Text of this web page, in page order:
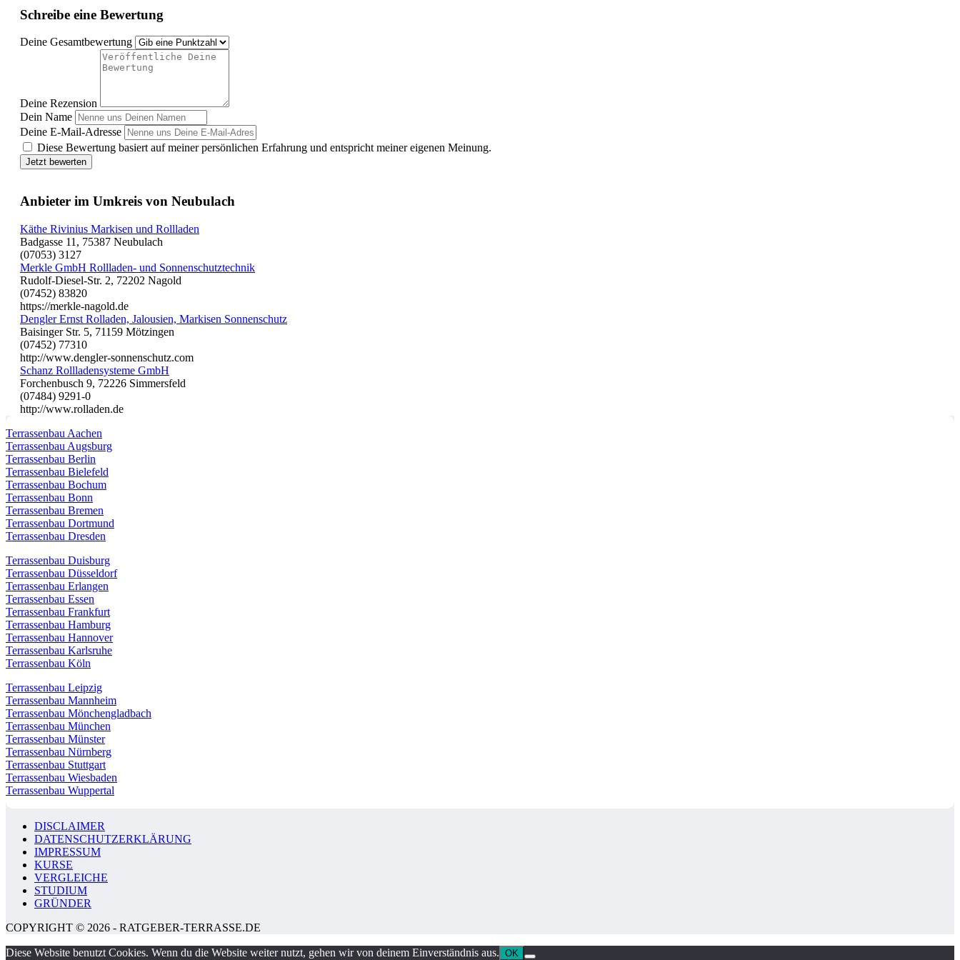
Schreibe eine Bewertung
Deine Gesamtbewertung
Deine Rezension
Dein Name
Deine E-Mail-Adresse
Diese Bewertung basiert auf meiner persönlichen Erfahrung und entspricht meiner eigenen Meinung.
Jetzt bewerten
Anbieter im Umkreis von Neubulach
Käthe Rivinius Markisen und Rollladen
Badgasse 11, 75387 Neubulach
(07053) 3127
Merkle GmbH Rollladen- und Sonnenschutztechnik
Rudolf-Diesel-Str. 2, 72202 Nagold
(07452) 83820
https://merkle-nagold.de
Dengler Ernst Rolladen, Jalousien, Markisen Sonnenschutz
Baisinger Str. 5, 71159 Mötzingen
(07452) 77310
http://www.dengler-sonnenschutz.com
Schanz Rollladensysteme GmbH
Forchenbusch 9, 72226 Simmersfeld
(07484) 9291-0
http://www.rolladen.de
Terrassenbau Aachen
Terrassenbau Augsburg
Terrassenbau Berlin
Terrassenbau Bielefeld
Terrassenbau Bochum
Terrassenbau Bonn
Terrassenbau Bremen
Terrassenbau Dortmund
Terrassenbau Dresden
Terrassenbau Duisburg
Terrassenbau Düsseldorf
Terrassenbau Erlangen
Terrassenbau Essen
Terrassenbau Frankfurt
Terrassenbau Hamburg
Terrassenbau Hannover
Terrassenbau Karlsruhe
Terrassenbau Köln
Terrassenbau Leipzig
Terrassenbau Mannheim
Terrassenbau Mönchengladbach
Terrassenbau München
Terrassenbau Münster
Terrassenbau Nürnberg
Terrassenbau Stuttgart
Terrassenbau Wiesbaden
Terrassenbau Wuppertal
DISCLAIMER
DATENSCHUTZERKLÄRUNG
IMPRESSUM
KURSE
VERGLEICHE
STUDIUM
GRÜNDER
COPYRIGHT © 2026 - RATGEBER-TERRASSE.DE
Diese Website benutzt Cookies. Wenn du die Website weiter nutzt, gehen wir von deinem Einverständnis aus. OK